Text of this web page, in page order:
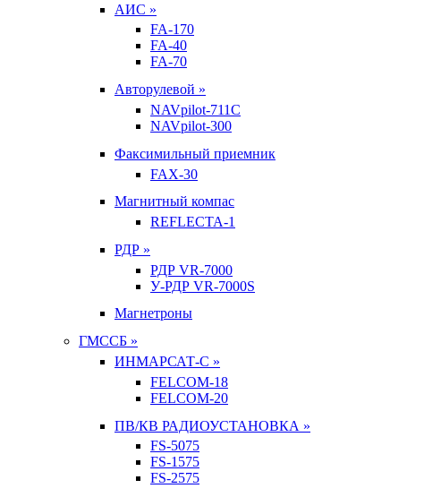
АИС »
FA-170
FA-40
FA-70
Авторулевой »
NAVpilot-711С
NAVpilot-300
Факсимильный приемник
FAX-30
Магнитный компас
REFLECTA-1
РДР »
РДР VR-7000
У-РДР VR-7000S
Магнетроны
ГМССБ »
ИНМАРСАТ-С »
FELCOM-18
FELCOM-20
ПВ/КВ РАДИОУСТАНОВКА »
FS-5075
FS-1575
FS-2575